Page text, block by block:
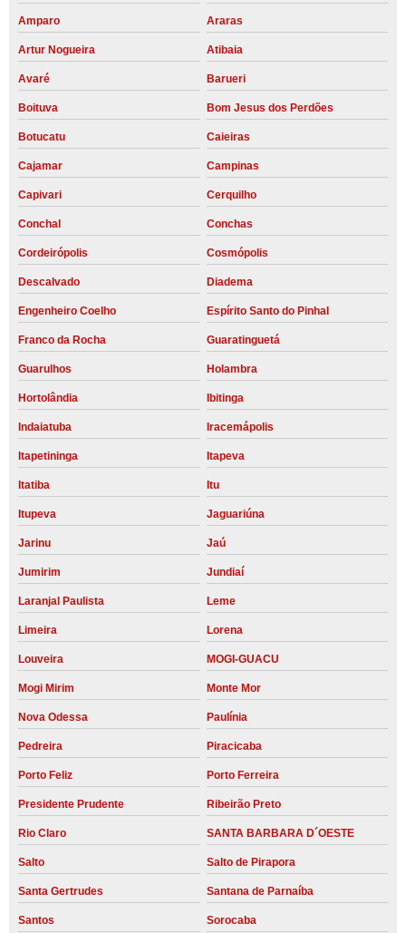
Amparo Araras
Artur Nogueira Atibaia
Avaré Barueri
Boituva Bom Jesus dos Perdões
Botucatu Caieiras
Cajamar Campinas
Capivari Cerquilho
Conchal Conchas
Cordeirópolis Cosmópolis
Descalvado Diadema
Engenheiro Coelho Espírito Santo do Pinhal
Franco da Rocha Guaratinguetá
Guarulhos Holambra
Hortolândia Ibitinga
Indaiatuba Iracemápolis
Itapetininga Itapeva
Itatiba Itu
Itupeva Jaguariúna
Jarinu Jaú
Jumirim Jundiaí
Laranjal Paulista Leme
Limeira Lorena
Louveira MOGI-GUACU
Mogi Mirim Monte Mor
Nova Odessa Paulínia
Pedreira Piracicaba
Porto Feliz Porto Ferreira
Presidente Prudente Ribeirão Preto
Rio Claro SANTA BARBARA D´OESTE
Salto Salto de Pirapora
Santa Gertrudes Santana de Parnaíba
Santos Sorocaba